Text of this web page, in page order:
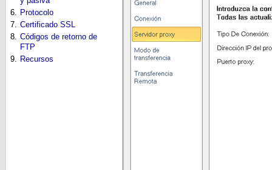
6.
Protocolo
7. Certificado SSL
8. Códigos de retorno de
FTP
9.
Recursos